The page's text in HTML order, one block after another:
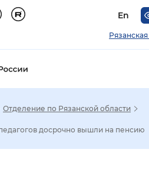
En
отображения
Отделение по Рязанской области
досрочно вышли на пенсию